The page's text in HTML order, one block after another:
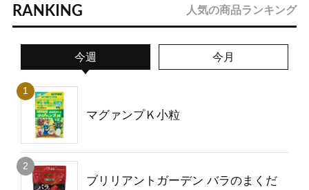
RANKING 人気の商品ランキング
今週 今月
マグァンプＫ小粒
ブリリアントガーデン バラのまくだ